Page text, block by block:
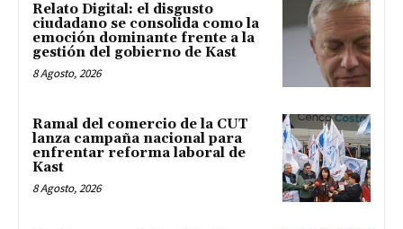
Relato Digital: el disgusto
ciudadano se consolida como la
emoción dominante frente a la
gestión del gobierno de Kast
8 Agosto, 2026
Ramal del comercio de la CUT
lanza campaña nacional para
enfrentar reforma laboral de
Kast
8 Agosto, 2026